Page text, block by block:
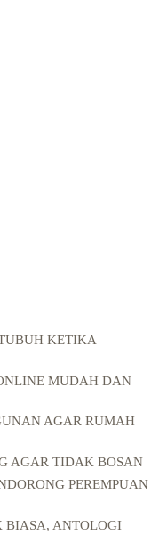
KETIKA
MUDAH DAN
AGAR RUMAH
AGAR TIDAK BOSAN
PEREMPUAN
BIASA, ANTOLOGI